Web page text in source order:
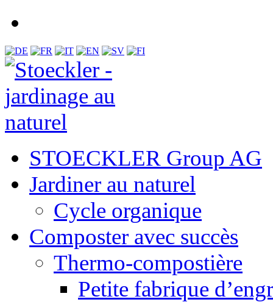
STOECKLER Group AG
Jardiner au naturel
Cycle organique
Composter avec succès
Thermo-compostière
Petite fabrique